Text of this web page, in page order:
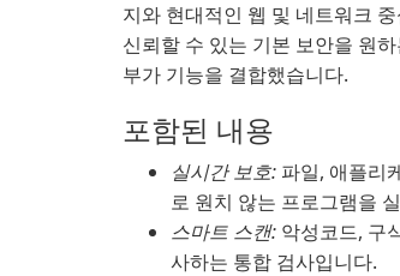
지와 현대적인 웹 및 네트워크
신뢰할 수 있는 기본 보안을 원
부가 기능을 결합했습니다.
포함된 내용
실시간 보호: 파일, 애플리
로 원치 않는 프로그램을
스마트 스캔: 악성코드, 구
사하는 통합 검사입니다.